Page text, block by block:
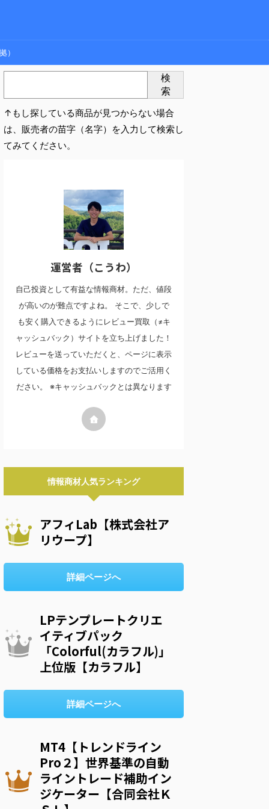
）
検
索
↑もし探している商品が見つからない場合
は、販売者の苗字（名字）を入力して検索し
てみてください。
運営者（こうわ）
自己投資として有益な情報商材。ただ、値段
が高いのが難点ですよね。 そこで、少しで
も安く購入できるようにレビュー買取（≠キ
ャッシュバック）サイトを立ち上げました！
レビューを送っていただくと、ページに表示
している価格をお支払いしますのでご活用く
ださい。 ※キャッシュバックとは異なります
情報商材人気ランキング
アフィLab【株式会社ア
リウープ】
詳細ページへ
LPテンプレートクリエ
イティブパック
「Colorful(カラフル)」
上位版【カラフル】
詳細ページへ
MT4【トレンドライン
Pro２】世界基準の自動
ライントレード補助イン
ジケーター【合同会社Ｋ